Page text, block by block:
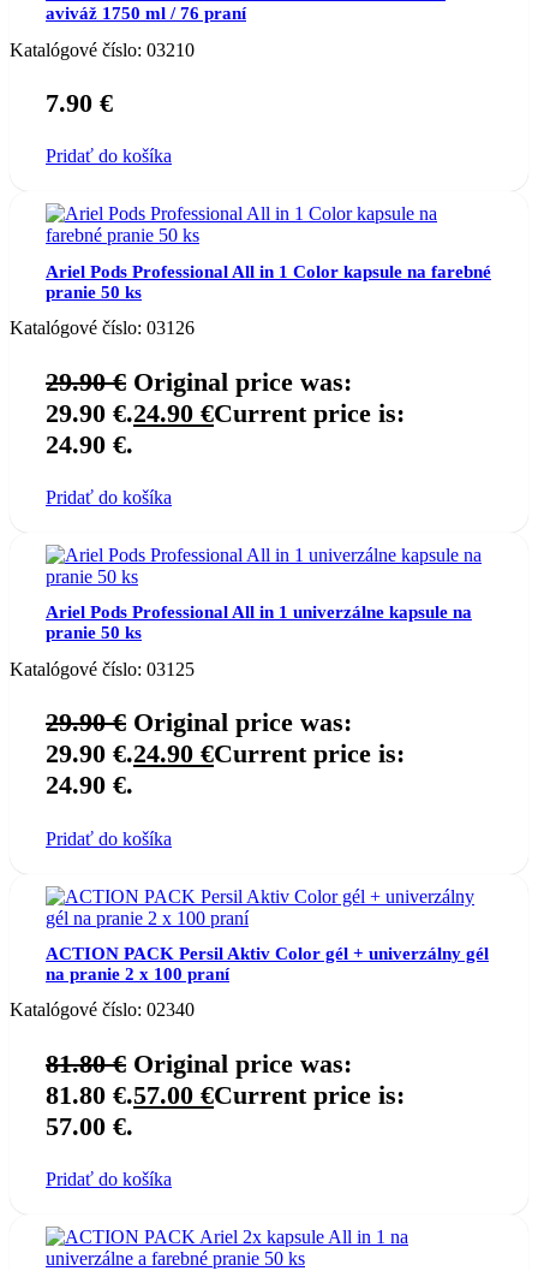
aviváž 1750 ml / 76 praní
Katalógové číslo: 03210
7.90 €
Pridať do košíka
Ariel Pods Professional All in 1 Color kapsule na farebné
pranie 50 ks
Katalógové číslo: 03126
29.90€ Original price was:
29.90 €.24.90 €Current price is:
24.90 €.
Pridať do košíka
Ariel Pods Professional All in 1 univerzálne kapsule na
pranie 50 ks
Katalógové číslo: 03125
29.90€ Original price was:
29.90 €.24.90 €Current price is:
24.90 €.
Pridať do košíka
ACTION PACK Persil Aktiv Color gél + univerzálny gél
na pranie 2 x 100 praní
Katalógové číslo: 02340
81.80€ Original price was:
81.80 €.57.00 €Current price is:
57.00 €.
Pridať do košíka